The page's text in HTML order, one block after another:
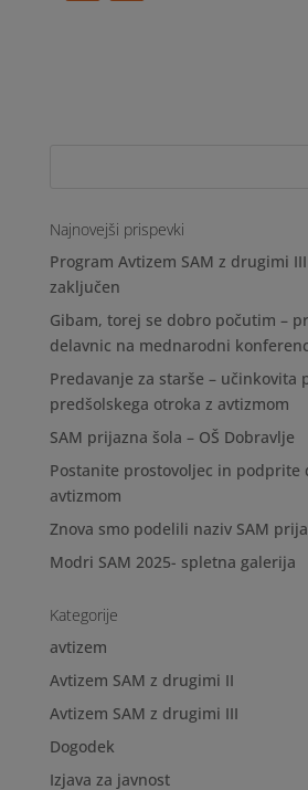
Najnovejši prispevki
Program Avtizem SAM z drugimi
zaključen
Gibam, torej se dobro počutim –
delavnic na mednarodni
Predavanje za starše – učinkovita
predšolskega otroka z avtizmom
SAM prijazna šola – OŠ Dobravlje
Postanite prostovoljec in podprite
avtizmom
Znova smo podelili naziv SAM
Modri SAM 2025- spletna galerija
Kategorije
avtizem
Avtizem SAM z drugimi II
Avtizem SAM z drugimi III
Dogodek
Izjava za javnost